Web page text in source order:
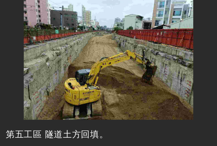
第五工區 隧道土方回填。